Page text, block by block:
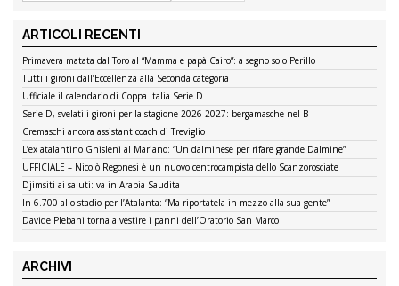
ARTICOLI RECENTI
Primavera matata dal Toro al “Mamma e papà Cairo”: a segno solo Perillo
Tutti i gironi dall’Eccellenza alla Seconda categoria
Ufficiale il calendario di Coppa Italia Serie D
Serie D, svelati i gironi per la stagione 2026-2027: bergamasche nel B
Cremaschi ancora assistant coach di Treviglio
L’ex atalantino Ghisleni al Mariano: “Un dalminese per rifare grande Dalmine”
UFFICIALE – Nicolò Regonesi è un nuovo centrocampista dello Scanzorosciate
Djimsiti ai saluti: va in Arabia Saudita
In 6.700 allo stadio per l’Atalanta: “Ma riportatela in mezzo alla sua gente”
Davide Plebani torna a vestire i panni dell’Oratorio San Marco
ARCHIVI